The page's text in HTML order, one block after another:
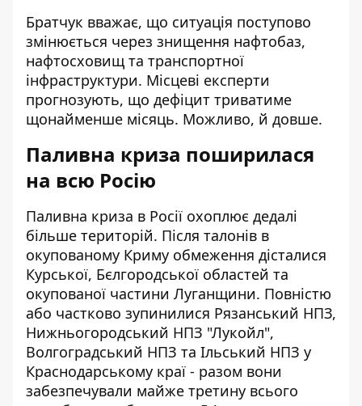
Братчук вважає, що ситуація поступово
змінюється через знищення нафтобаз,
нафтосховищ та транспортної
інфраструктури. Місцеві експерти
прогнозують, що дефіцит триватиме
щонайменше місяць. Можливо, й довше.
Паливна криза поширилася
на всю Росію
Паливна криза в Росії охоплює дедалі
більше територій. Після талонів в
окупованому Криму обмеження дісталися
Курської, Бєлгородської областей та
окупованої частини Луганщини. Повністю
або частково зупинилися Рязанський НПЗ,
Нижньогородський НПЗ "Лукойл",
Волгоградський НПЗ та Ільський НПЗ у
Краснодарському краї - разом вони
забезпечували майже третину всього